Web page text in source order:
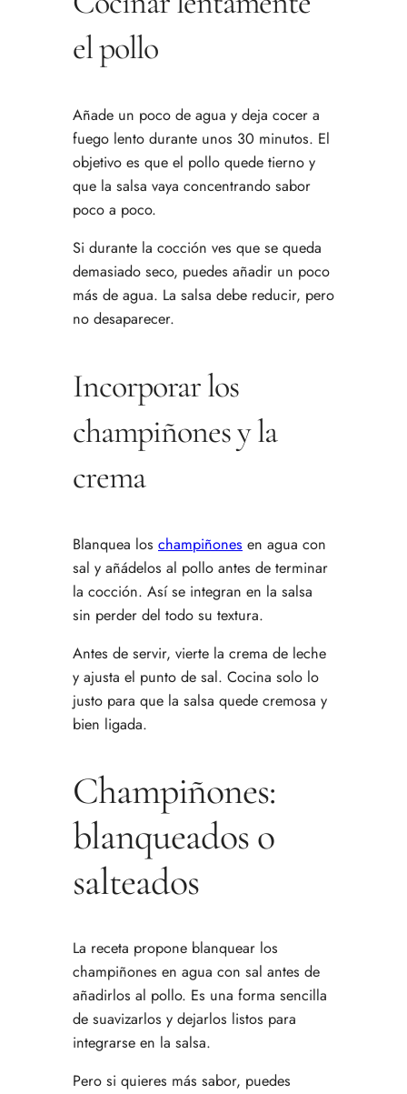
el pollo
Añade un poco de agua y deja cocer a
fuego lento durante unos 30 minutos. El
objetivo es que el pollo quede tierno y
que la salsa vaya concentrando sabor
poco a poco.
Si durante la cocción ves que se queda
demasiado seco, puedes añadir un poco
más de agua. La salsa debe reducir, pero
no desaparecer.
Incorporar los
champiñones y la
crema
Blanquea los champiñones en agua con
sal y añádelos al pollo antes de terminar
la cocción. Así se integran en la salsa
sin perder del todo su textura.
Antes de servir, vierte la crema de leche
y ajusta el punto de sal. Cocina solo lo
justo para que la salsa quede cremosa y
bien ligada.
Champiñones:
blanqueados o
salteados
La receta propone blanquear los
champiñones en agua con sal antes de
añadirlos al pollo. Es una forma sencilla
de suavizarlos y dejarlos listos para
integrarse en la salsa.
Pero si quieres más sabor, puedes